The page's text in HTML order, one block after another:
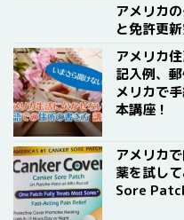
アメリカ
と免許更新
アメリカ
記入例、
メリカで
本講座！
アメリカ
薬を試し
Sore